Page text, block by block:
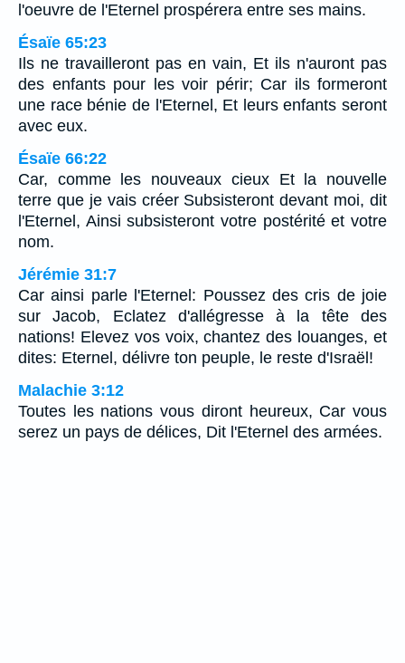
l'oeuvre de l'Eternel prospérera entre ses mains.
Ésaïe 65:23
Ils ne travailleront pas en vain, Et ils n'auront pas
des enfants pour les voir périr; Car ils formeront
une race bénie de l'Eternel, Et leurs enfants seront
avec eux.
Ésaïe 66:22
Car, comme les nouveaux cieux Et la nouvelle
terre que je vais créer Subsisteront devant moi, dit
l'Eternel, Ainsi subsisteront votre postérité et votre
nom.
Jérémie 31:7
Car ainsi parle l'Eternel: Poussez des cris de joie
sur Jacob, Eclatez d'allégresse à la tête des
nations! Elevez vos voix, chantez des louanges, et
dites: Eternel, délivre ton peuple, le reste d'Israël!
Malachie 3:12
Toutes les nations vous diront heureux, Car vous
serez un pays de délices, Dit l'Eternel des armées.